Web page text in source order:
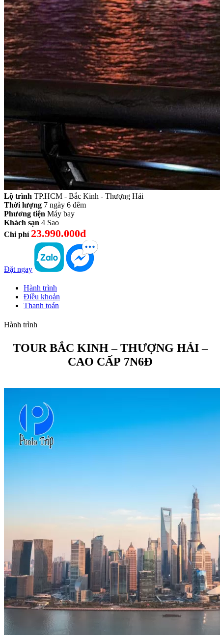
Lộ trình TP.HCM - Bắc Kinh - Thượng Hải
Thời lượng 7 ngày 6 đêm
Phương tiện Máy bay
Khách sạn 4 Sao
Chi phí 23.990.000đ
Đặt ngay
Hành trình
Điều khoản
Thanh toán
Hành trình
TOUR BẮC KINH – THƯỢNG HẢI –
CAO CẤP 7N6Đ